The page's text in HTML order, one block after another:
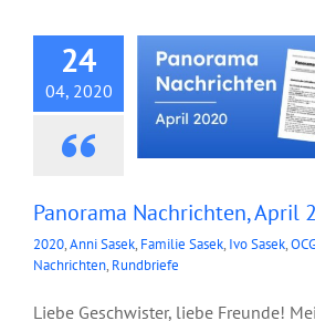
24
04, 2020
Panorama Nachrichten, April
2020,Anni Sasek, Familie Sasek, Ivo Sasek,
Nachrichten, Rundbriefe
Liebe Geschwister, liebe Freunde!